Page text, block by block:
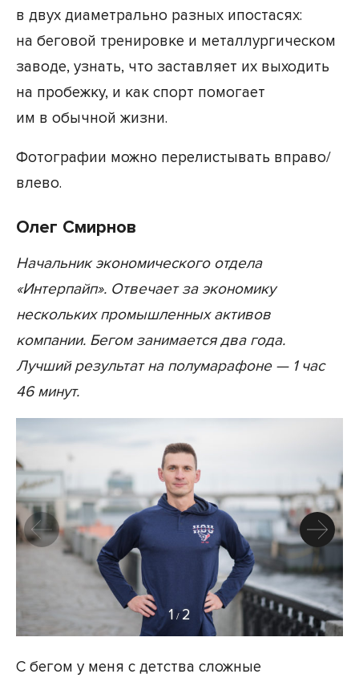
в двух диаметрально разных ипостасях:
на беговой тренировке и металлургическом
заводе, узнать, что заставляет их выходить
на пробежку, и как спорт помогает
им в обычной жизни.
Фотографии можно перелистывать вправо/
влево.
Олег Смирнов
Начальник экономического отдела
«Интерпайп». Отвечает за экономику
нескольких промышленных активов
компании. Бегом занимается два года.
Лучший результат на полумарафоне — 1 час
46 минут.
1 / 2
С бегом у меня с детства сложные